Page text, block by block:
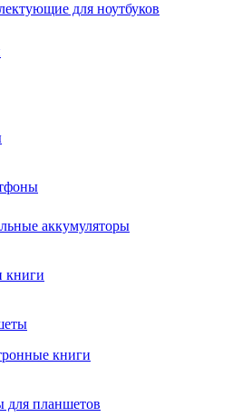
для ноутбуков
аккумуляторы
книги
книги
для планшетов